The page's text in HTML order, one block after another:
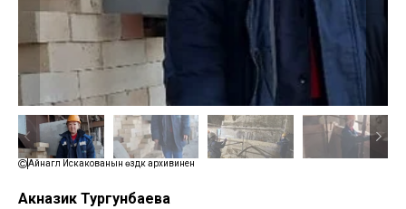
Айнагүл Искакованын өздүк архивинен
Акназик Тургунбаева